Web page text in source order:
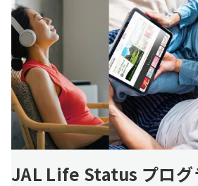
JAL Life Status プログ